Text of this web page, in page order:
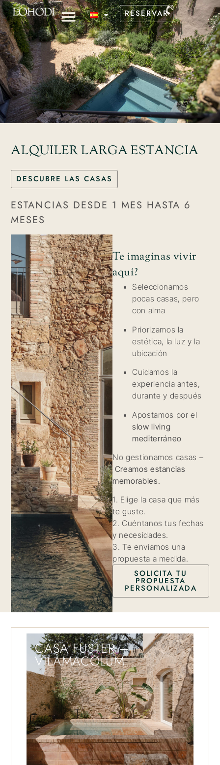
RESERVARRESERVAR
ALQUILER LARGA ESTANCIA
DESCUBRE LAS CASAS
ESTANCIAS DESDE 1 MES HASTA 6
MESES
Te imaginas vivir
aquí?
Seleccionamos
pocas casas, pero
con alma
Priorizamos la
estética, la luz y la
ubicación
Cuidamos la
experiencia antes,
durante y después
Apostamos por el
slow living
mediterráneo
No gestionamos casas –
Creamos estancias
memorables.
1. Elige la casa que más
te guste.
2. Cuéntanos tus fechas
y necesidades.
3. Te enviamos una
propuesta a medida.
SOLICITA TU
PROPUESTA
PERSONALIZADA
CASA FUSTER –
VILAMACOLUM